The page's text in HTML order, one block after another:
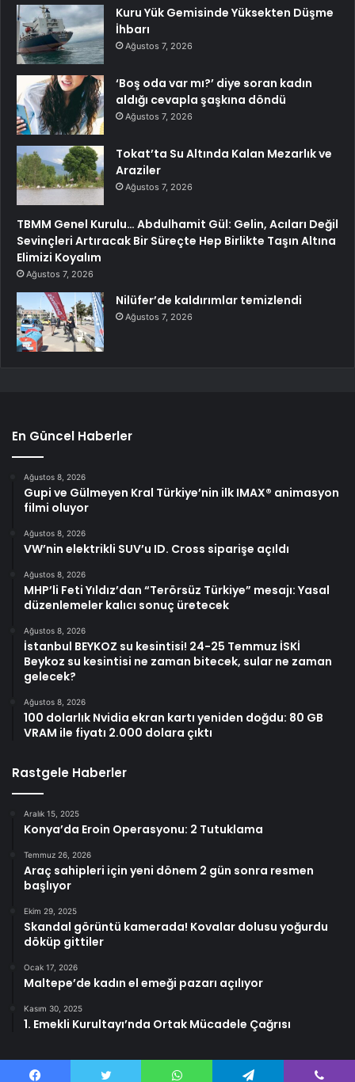
Kuru Yük Gemisinde Yüksekten Düşme
İhbarı
Ağustos 7, 2026
‘Boş oda var mı?’ diye soran kadın
aldığı cevapla şaşkına döndü
Ağustos 7, 2026
Tokat’ta Su Altında Kalan Mezarlık ve
Araziler
Ağustos 7, 2026
TBMM Genel Kurulu… Abdulhamit Gül: Gelin, Acıları Değil
Sevinçleri Artıracak Bir Süreçte Hep Birlikte Taşın Altına
Elimizi Koyalım
Ağustos 7, 2026
Nilüfer’de kaldırımlar temizlendi
Ağustos 7, 2026
En Güncel Haberler
Ağustos 8, 2026
Gupi ve Gülmeyen Kral Türkiye’nin ilk IMAX® animasyon
filmi oluyor
Ağustos 8, 2026
VW’nin elektrikli SUV’u ID. Cross siparişe açıldı
Ağustos 8, 2026
MHP’li Feti Yıldız’dan “Terörsüz Türkiye” mesajı: Yasal
düzenlemeler kalıcı sonuç üretecek
Ağustos 8, 2026
İstanbul BEYKOZ su kesintisi! 24-25 Temmuz İSKİ
Beykoz su kesintisi ne zaman bitecek, sular ne zaman
gelecek?
Ağustos 8, 2026
100 dolarlık Nvidia ekran kartı yeniden doğdu: 80 GB
VRAM ile fiyatı 2.000 dolara çıktı
Rastgele Haberler
Aralık 15, 2025
Konya’da Eroin Operasyonu: 2 Tutuklama
Temmuz 26, 2026
Araç sahipleri için yeni dönem 2 gün sonra resmen
başlıyor
Ekim 29, 2025
Skandal görüntü kamerada! Kovalar dolusu yoğurdu
döküp gittiler
Ocak 17, 2026
Maltepe’de kadın el emeği pazarı açılıyor
Kasım 30, 2025
1. Emekli Kurultayı’nda Ortak Mücadele Çağrısı